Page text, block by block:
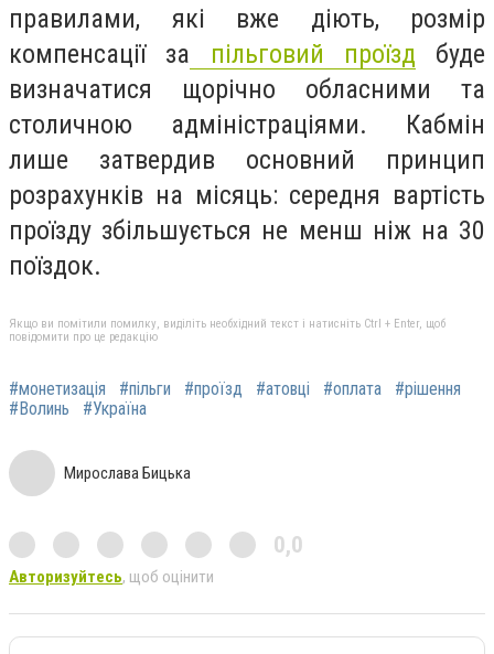
правилами, які вже діють, розмір
компенсації за пільговий проїзд буде
визначатися щорічно обласними та
столичною адміністраціями. Кабмін
лише затвердив основний принцип
розрахунків на місяць: середня вартість
проїзду збільшується не менш ніж на 30
поїздок.
Якщо ви помітили помилку, виділіть необхідний текст і натисніть Ctrl + Enter, щоб
повідомити про це редакцію
#монетизація #пільги #проїзд #атовці #оплата
#рішення
#Волинь
#Україна
Мирослава Бицька
0,0
Авторизуйтесь, щоб оцінити